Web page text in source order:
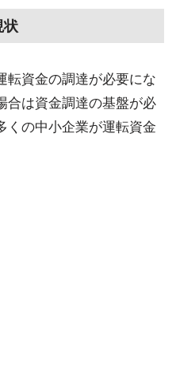
状
転資金の調達が必要にな
合は資金調達の基盤が必
くの中小企業が運転資金